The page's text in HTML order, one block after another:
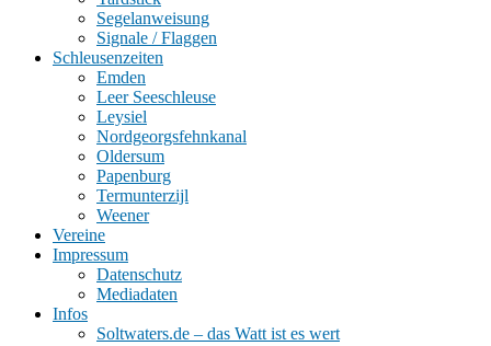
Segelanweisung
Signale / Flaggen
Schleusenzeiten
Emden
Leer Seeschleuse
Leysiel
Nordgeorgsfehnkanal
Oldersum
Papenburg
Termunterzijl
Weener
Vereine
Impressum
Datenschutz
Mediadaten
Infos
Soltwaters.de – das Watt ist es wert